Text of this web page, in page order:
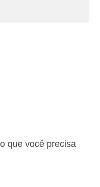
que você precisa